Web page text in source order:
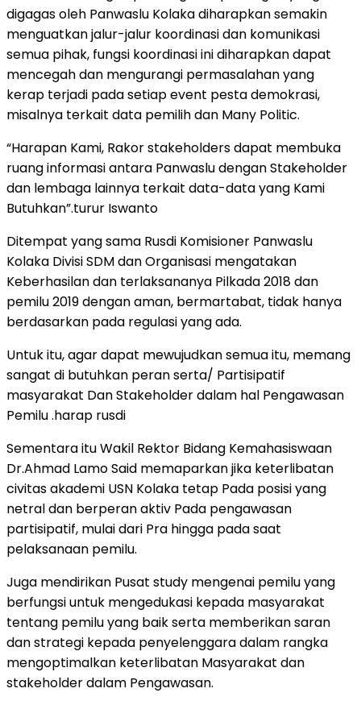
digagas oleh Panwaslu Kolaka diharapkan semakin
menguatkan jalur-jalur koordinasi dan komunikasi
semua pihak, fungsi koordinasi ini diharapkan dapat
mencegah dan mengurangi permasalahan yang
kerap terjadi pada setiap event pesta demokrasi,
misalnya terkait data pemilih dan Many Politic.
“Harapan Kami, Rakor stakeholders dapat membuka
ruang informasi antara Panwaslu dengan Stakeholder
dan lembaga lainnya terkait data-data yang Kami
Butuhkan”.turur Iswanto
Ditempat yang sama Rusdi Komisioner Panwaslu
Kolaka Divisi SDM dan Organisasi mengatakan
Keberhasilan dan terlaksananya Pilkada 2018 dan
pemilu 2019 dengan aman, bermartabat, tidak hanya
berdasarkan pada regulasi yang ada.
Untuk itu, agar dapat mewujudkan semua itu, memang
sangat di butuhkan peran serta/ Partisipatif
masyarakat Dan Stakeholder dalam hal Pengawasan
Pemilu .harap rusdi
Sementara itu Wakil Rektor Bidang Kemahasiswaan
Dr.Ahmad Lamo Said memaparkan jika keterlibatan
civitas akademi USN Kolaka tetap Pada posisi yang
netral dan berperan aktiv Pada pengawasan
partisipatif, mulai dari Pra hingga pada saat
pelaksanaan pemilu.
Juga mendirikan Pusat study mengenai pemilu yang
berfungsi untuk mengedukasi kepada masyarakat
tentang pemilu yang baik serta memberikan saran
dan strategi kepada penyelenggara dalam rangka
mengoptimalkan keterlibatan Masyarakat dan
stakeholder dalam Pengawasan.